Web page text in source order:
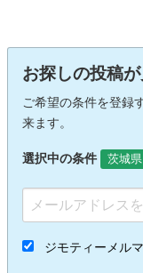
お探しの投稿
ご希望の条件を登録
来ます。
選択中の条件 茨城県
ジモティーメル